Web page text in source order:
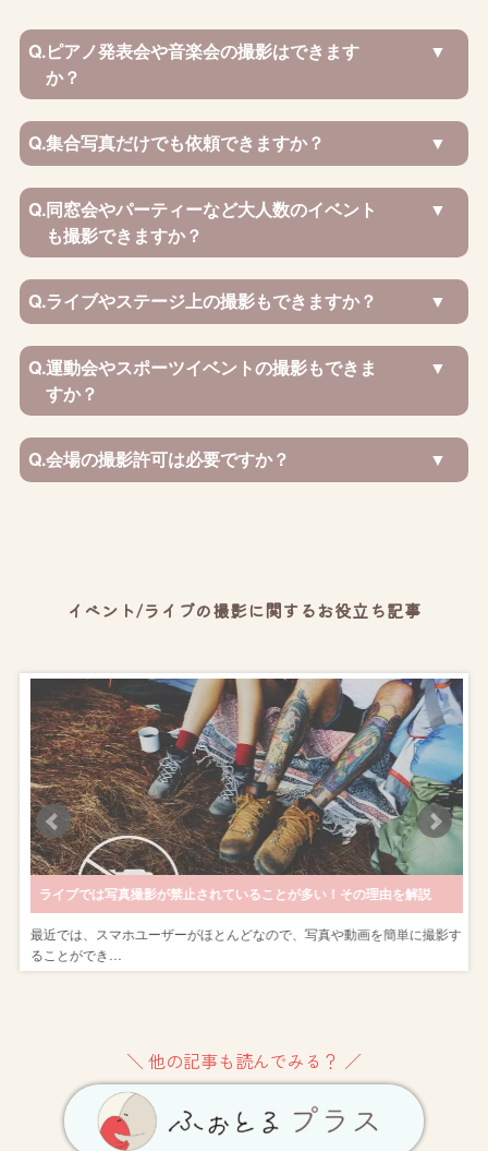
Q.ピアノ発表会や音楽会の撮影はできます
か？
Q.集合写真だけでも依頼できますか？
Q.同窓会やパーティーなど大人数のイベント
も撮影できますか？
Q.ライブやステージ上の撮影もできますか？
Q.運動会やスポーツイベントの撮影もできま
すか？
Q.会場の撮影許可は必要ですか？
イベント/ライブの撮影に関するお役立ち記事
ライブでは写真撮影が禁止されていることが多い！その理由を解説
最近では、スマホユーザーがほとんどなので、写真や動画を簡単に撮影す
ることができ…
＼ 他の記事も読んでみる？ ／